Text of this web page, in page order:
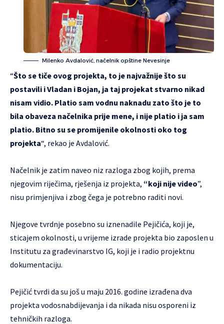
Milenko Avdalović, načelnik opštine Nevesinje
“Što se tiče ovog projekta, to je najvažnije što su
postavili i Vladan i Bojan, ja taj projekat stvarno nikad
nisam vidio. Platio sam vodnu naknadu zato što je to
bila obaveza načelnika prije mene, i nije platio i ja sam
platio. Bitno su se promijenile okolnosti oko tog
projekta“, rekao je Avdalović.
Načelnik je zatim naveo niz razloga zbog kojih, prema
njegovim riječima, rješenja iz projekta, “koji nije video”,
nisu primjenjiva i zbog čega je potrebno raditi novi.
Njegove tvrdnje posebno su iznenadile Pejičića, koji je,
sticajem okolnosti, u vrijeme izrade projekta bio zaposlen u
Institutu za građevinarstvo IG, koji je i radio projektnu
dokumentaciju.
Pejičić tvrdi da su još u maju 2016. godine izrađena dva
projekta vodosnabdijevanja i da nikada nisu osporeni iz
tehničkih razloga.